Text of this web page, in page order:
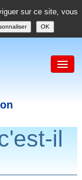
sur ce site, vous
OK
il